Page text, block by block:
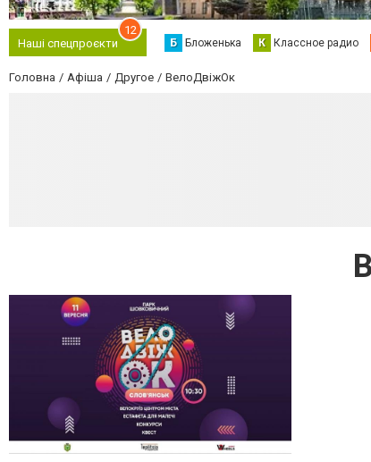
Наші спецпроєкти
12
Б Бложенька К Классное радио
Головна Афіша Другое ВелоДвіжОк